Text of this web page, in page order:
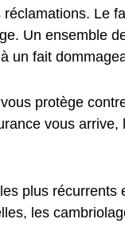
Le
Un ensemble
un fait
protège
vous arrive,
plus
les